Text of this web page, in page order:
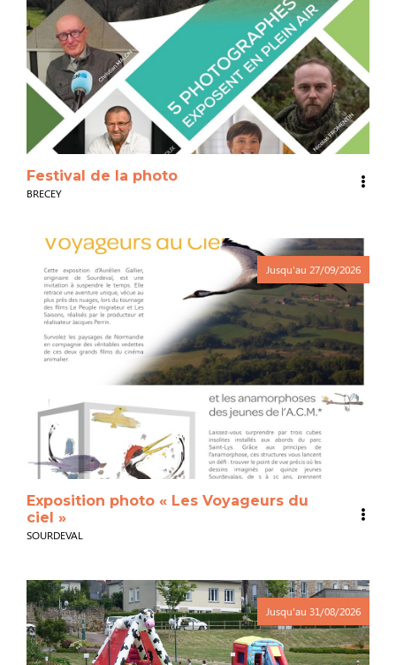
Festival de la photo
BRECEY
Jusqu'au 27/09/2026
Exposition photo « Les Voyageurs du
ciel »
SOURDEVAL
Jusqu'au 31/08/2026